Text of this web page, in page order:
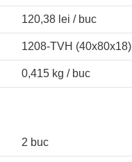
120,38 lei / buc
1208-TVH (40x80x18)
0,415 kg / buc
2 buc